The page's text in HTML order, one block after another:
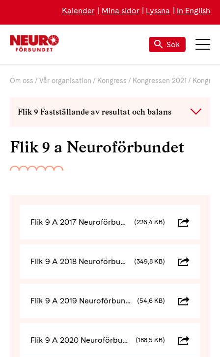
Kalender Mina sidor Lyssna In English
Sök
Om oss Vår organisation Kongress Kongressen 2021
Flik 9 Fastställande av resultat och balans
Flik 9 a Neuroförbundet
Flik 9 A 2017 Neuroförbundet resultat och balansräkning (226,4 KB)
Flik 9 A 2018 Neuroförbundet resultat och balansräkning (349,8 KB)
Flik 9 A 2019 Neuroförbundet resultat och balansräkning (54,6 KB)
Flik 9 A 2020 Neuroförbundet resultat och balansräkning (188,5 KB)